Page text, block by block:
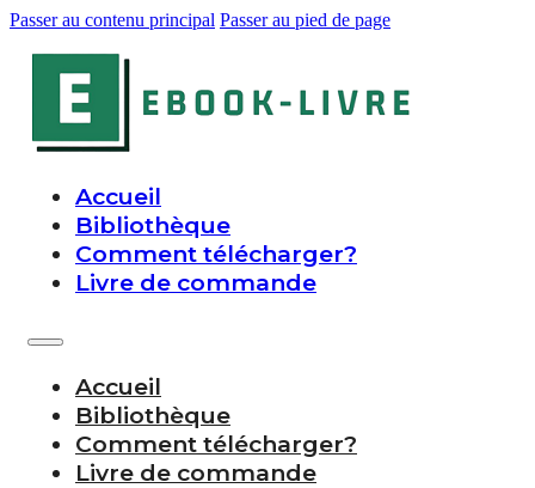
Passer au contenu principal Passer au pied de page
Accueil
Bibliothèque
Comment télécharger?
Livre de commande
Accueil
Bibliothèque
Comment télécharger?
Livre de commande